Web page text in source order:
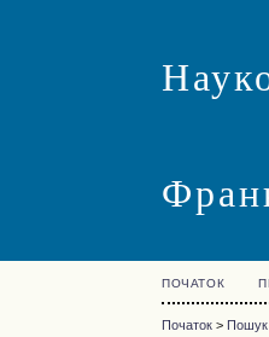
ПОЧАТОК
Початок > Пошук